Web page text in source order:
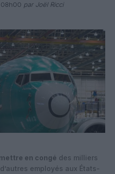
08h00 par Joël Ricci
en congé des milliers
employés aux États-